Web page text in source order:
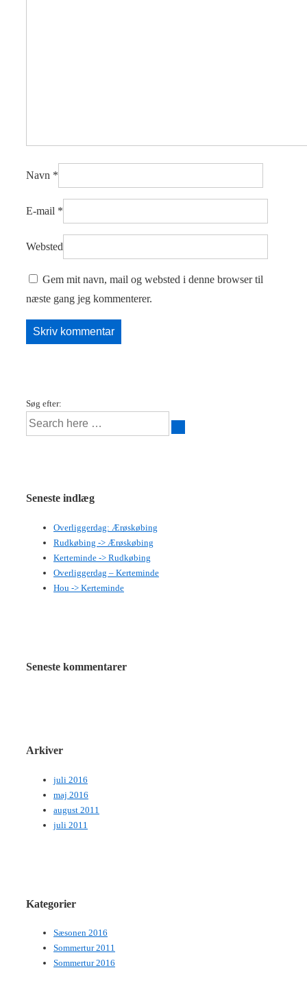
Navn *
E-mail *
Websted
Gem mit navn, mail og websted i denne browser til
næste gang jeg kommenterer.
Søg efter:
Seneste indlæg
Overliggerdag: Ærøskøbing
Rudkøbing -> Ærøskøbing
Kerteminde -> Rudkøbing
Overliggerdag – Kerteminde
Hou -> Kerteminde
Seneste kommentarer
Arkiver
juli 2016
maj 2016
august 2011
juli 2011
Kategorier
Sæsonen 2016
Sommertur 2011
Sommertur 2016